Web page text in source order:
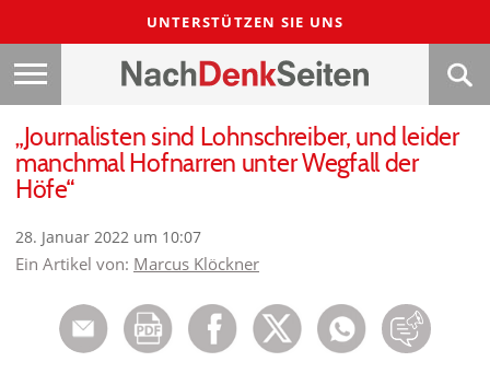
UNTERSTÜTZEN SIE UNS
„Journalisten sind Lohnschreiber, und leider
manchmal Hofnarren unter Wegfall der
Höfe“
28. Januar 2022 um 10:07
Ein Artikel von: Marcus Klöckner